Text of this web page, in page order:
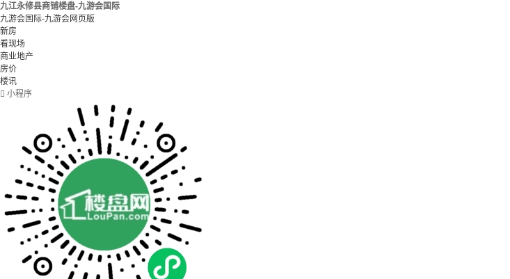
九江永修县商铺楼盘-九游会国际
九游会国际-九游会网页版
新房
看现场
商业地产
房价
楼讯
 小程序